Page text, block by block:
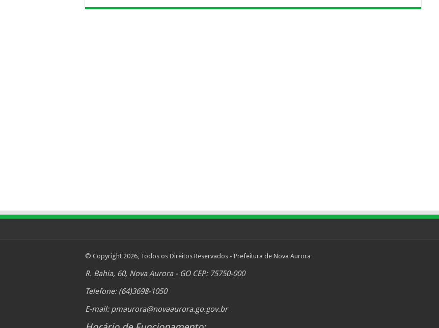
© Copyright 2026, Todos os Direitos Reservados - Prefeitura de Nova Aurora
R. Bahia, 60, Nova Aurora - GO CEP: 75750-000
Telefone: (64)3698-1050
E-mail: pmaurora@novaaurora.go.gov.br